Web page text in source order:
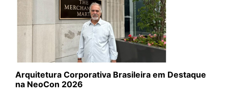
Arquitetura Corporativa Brasileira em Destaque
na NeoCon 2026